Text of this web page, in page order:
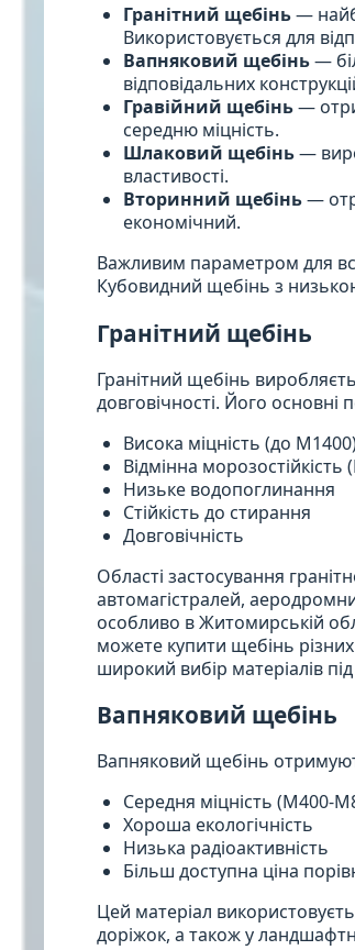
Гранітний щебінь—
Використовується для
Вапняковий щебінь—
відповідальних
Гравійний щебінь—
середню міцність.
Шлаковий щебінь—
властивості.
Вторинний щебінь—
економічний.
Важливим параметром для
Кубовидний щебінь з
Гранітний щебінь
Гранітний щебінь
довговічності. Його основні
Висока міцність (до
Відмінна морозостійкість
Низьке водопоглинання
Стійкість до стирання
Довговічність
Області застосування
автомагістралей,
особливо в Житомирській
можете купити щебінь
широкий вибір матеріалів
Вапняковий щебінь
Вапняковий щебінь
Середня міцність (М400-
Хороша екологічність
Низька радіоактивність
Більш доступна ціна
Цей матеріал
доріжок, а також у